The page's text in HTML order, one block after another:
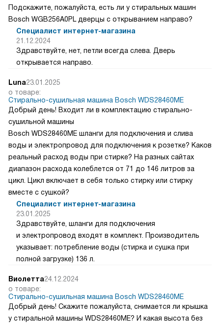
Подскажите, пожалуйста, есть ли у стиральных машин
Bosch WGB256A0PL дверцы с открыванием направо?
Специалист интернет-магазина
21.12.2024
Здравствуйте, нет, петли всегда слева. Дверь
открывается направо.
Luna23.01.2025
о товаре:
Стирально-сушильная машина Bosch WDS28460ME
Добрый день! Входит ли в комплектацию стирально-
сушильной машины
Bosch WDS28460ME шланги для подключения и слива
воды и электропровод для подключения к розетке? Каков
реальный расход воды при стирке? На разных сайтах
диапазон расхода колеблется от 71 до 146 литров за
цикл. Цикл включает в себя только стирку или стирку
вместе с сушкой?
Специалист интернет-магазина
23.01.2025
Здравствуйте, шланги для подключения
и электропровод входят в комплект. Производитель
указывает: потребление воды (стирка и сушка при
полной загрузке) 136 л.
Виолетта24.12.2024
о товаре:
Стирально-сушильная машина Bosch WDS28460ME
Добрый день! Скажите пожалуйста, снимается ли крышка
у стиральной машины WDS28460ME? И какая высота без